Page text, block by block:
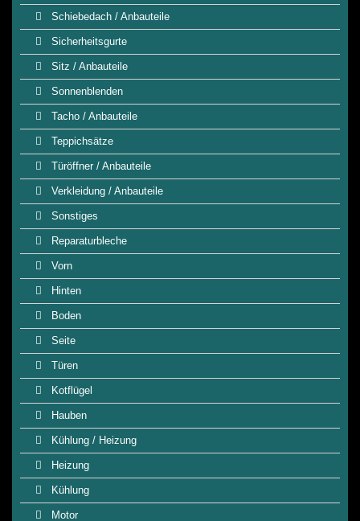
Schiebedach / Anbauteile
Sicherheitsgurte
Sitz / Anbauteile
Sonnenblenden
Tacho / Anbauteile
Teppichsätze
Türöffner / Anbauteile
Verkleidung / Anbauteile
Sonstiges
Reparaturbleche
Vorn
Hinten
Boden
Seite
Türen
Kotflügel
Hauben
Kühlung / Heizung
Heizung
Kühlung
Motor